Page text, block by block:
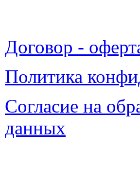
Договор -
Политика
Согласие на
данных